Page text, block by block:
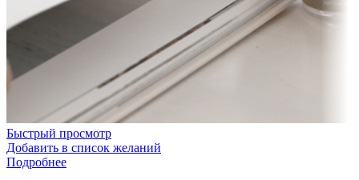
Быстрый просмотр
Добавить в список желаний
Подробнее